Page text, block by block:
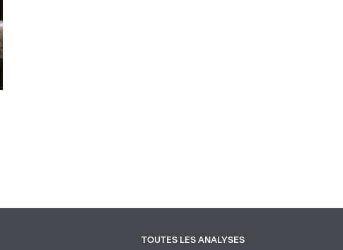
TOUTES LES ANALYSES